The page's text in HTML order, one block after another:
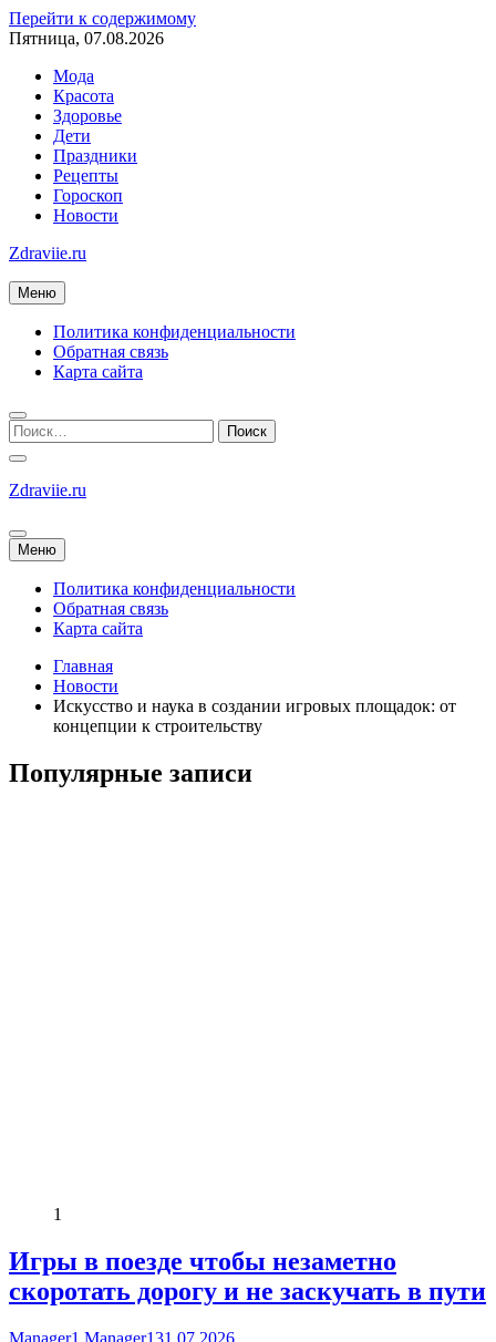
Перейти к содержимому
Пятница, 07.08.2026
Мода
Красота
Здоровье
Дети
Праздники
Рецепты
Гороскоп
Новости
Zdraviie.ru
Меню
Политика конфиденциальности
Обратная связь
Карта сайта
Zdraviie.ru
Меню
Политика конфиденциальности
Обратная связь
Карта сайта
Главная
Новости
Искусство и наука в создании игровых площадок: от
концепции к строительству
Популярные записи
1
Игры в поезде чтобы незаметно
скоротать дорогу и не заскучать в пути
Manager1 Manager131.07.2026